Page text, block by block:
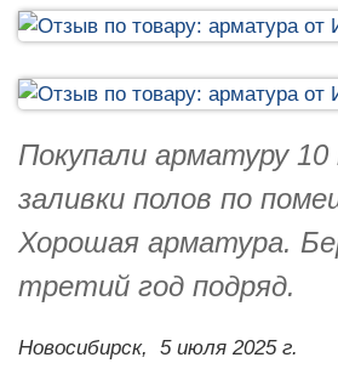
Покупали арматуру
заливки полов по
Хорошая арматура.
третий год подряд.
Новосибирск, 5 июля 2025 г.